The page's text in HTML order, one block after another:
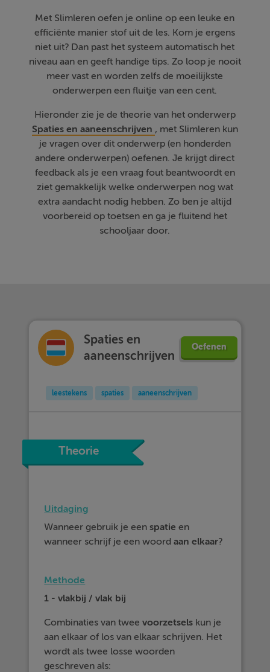
Met Slimleren oefen je online op een leuke en
efficiënte manier stof uit de les. Kom je ergens
niet uit? Dan past het systeem automatisch het
niveau aan en geeft handige tips. Zo loop je nooit
meer vast en worden zelfs de moeilijkste
onderwerpen een fluitje van een cent.
Hieronder zie je de theorie van het onderwerp
Spaties en aaneenschrijven , met Slimleren kun
je vragen over dit onderwerp (en honderden
andere onderwerpen) oefenen. Je krijgt direct
feedback als je een vraag fout beantwoordt en
ziet gemakkelijk welke onderwerpen nog wat
extra aandacht nodig hebben. Zo ben je altijd
voorbereid op toetsen en ga je fluitend het
schooljaar door.
Spaties en
aaneenschrijven
Oefenen
leestekens spaties aaneenschrijven
Theorie
Uitdaging
Wanneer gebruik je eenspatie en
wanneer schrijf je een woordaan elkaar?
Methode
1 - vlakbij / vlak bij
Combinaties van tweevoorzetsels kun je
aan elkaar of los van elkaar schrijven. Het
wordt als twee losse woorden
geschreven als: